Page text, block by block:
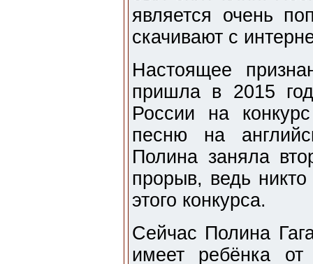
является очень
скачивают с
Настоящее
пришла в 2015
России на
песню на
Полина заняла
прорыв, ведь никто
этого конкурса.
Сейчас Полина
имеет ребёнка